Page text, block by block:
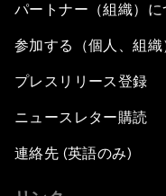
パートナー（組織）に
参加する（個人、組織
プレスリリース登録
ニュースレター購読
連絡先 (英語のみ)